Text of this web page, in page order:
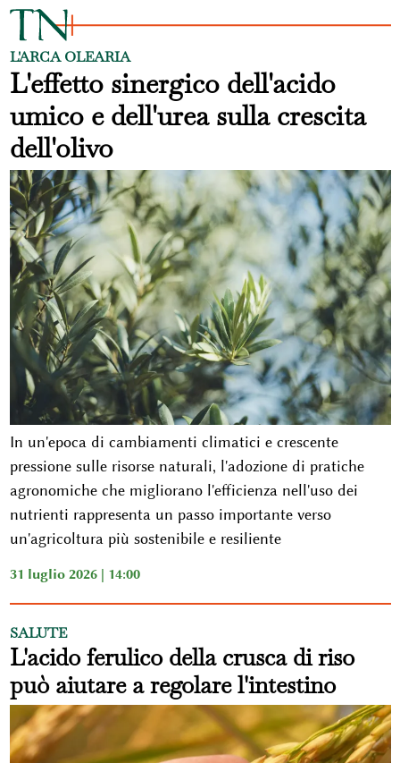
L'ARCA OLEARIA
L'effetto sinergico dell'acido
umico e dell'urea sulla crescita
dell'olivo
In un'epoca di cambiamenti climatici e crescente
pressione sulle risorse naturali, l'adozione di pratiche
agronomiche che migliorano l'efficienza nell'uso dei
nutrienti rappresenta un passo importante verso
un'agricoltura più sostenibile e resiliente
31 luglio 2026 | 14:00
SALUTE
L'acido ferulico della crusca di riso
può aiutare a regolare l'intestino